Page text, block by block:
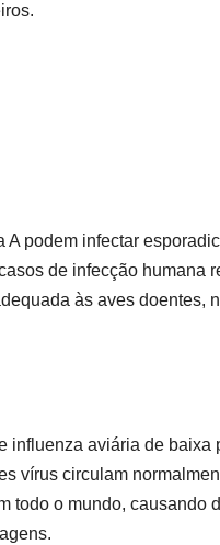
podem infectar
de infecção humana
às aves doentes,
influenza aviária de baixa
vírus circulam
todo o mundo, causando